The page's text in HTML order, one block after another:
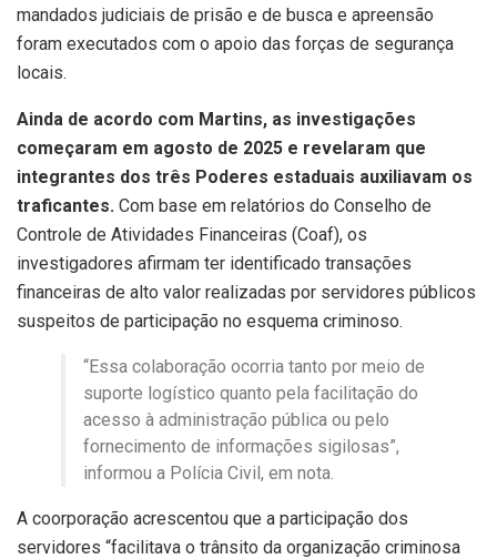
mandados judiciais de prisão e de busca e apreensão
foram executados com o apoio das forças de segurança
locais.
Ainda de acordo com Martins, as investigações
começaram em agosto de 2025 e revelaram que
integrantes dos três Poderes estaduais auxiliavam os
traficantes. Com base em relatórios do Conselho de
Controle de Atividades Financeiras (Coaf), os
investigadores afirmam ter identificado transações
financeiras de alto valor realizadas por servidores públicos
suspeitos de participação no esquema criminoso.
“Essa colaboração ocorria tanto por meio de
suporte logístico quanto pela facilitação do
acesso à administração pública ou pelo
fornecimento de informações sigilosas”,
informou a Polícia Civil, em nota.
A coorporação acrescentou que a participação dos
servidores “facilitava o trânsito da organização criminosa